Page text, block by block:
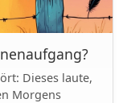
Dieses laute,
Morgens